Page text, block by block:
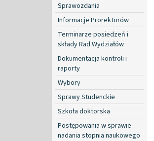
Sprawozdania
Informacje Prorektorów
Terminarze posiedzeń i
składy Rad Wydziałów
Dokumentacja kontroli i
raporty
Wybory
Sprawy Studenckie
Szkoła doktorska
Postępowania w sprawie
nadania stopnia naukowego